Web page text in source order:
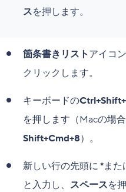
スを押します。
箇条書きリストアイコ
クリックします。
キーボードの
を押します（Macの場
Shift+Cmd+8）。
新しい行の先頭に*また
と入力し、 スペースを